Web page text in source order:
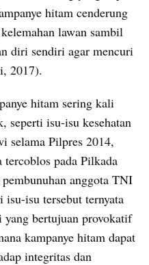
hitam cenderung
lawan sambil
diri sendiri agar mencuri
2017).
hitam sering kali
seperti isu-isu kesehatan
selama Pilpres 2014,
tercoblos pada Pilkada
anggota TNI
isu-isu tersebut ternyata
yang bertujuan provokatif
kampanye hitam dapat
integritas dan